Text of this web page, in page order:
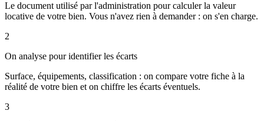
Le document utilisé par l'administration pour calculer la valeur
locative de votre bien. Vous n'avez rien à demander : on s'en charge.
2
On analyse pour identifier les écarts
Surface, équipements, classification : on compare votre fiche à la
réalité de votre bien et on chiffre les écarts éventuels.
3